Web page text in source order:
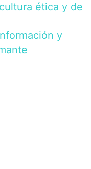
ética y de
y